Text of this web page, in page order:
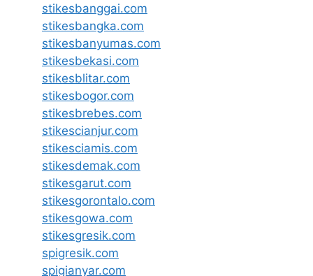
stikesbanggai.com
stikesbangka.com
stikesbanyumas.com
stikesbekasi.com
stikesblitar.com
stikesbogor.com
stikesbrebes.com
stikescianjur.com
stikesciamis.com
stikesdemak.com
stikesgarut.com
stikesgorontalo.com
stikesgowa.com
stikesgresik.com
spigresik.com
spigianyar.com